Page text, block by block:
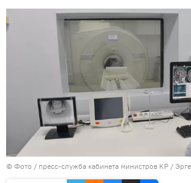
© Фото / пресс-служба кабинета министров КР /